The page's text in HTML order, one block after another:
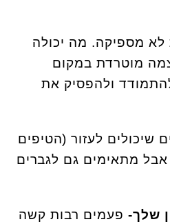
מספיקה. מה יכולה
מוטרדת במקום
ולהפסיק את
שיכולים לעזור (הטיפים
אבל מתאימים גם לגברים
שלך- פעמים רבות קשה